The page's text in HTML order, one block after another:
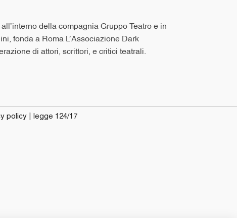
della compagnia Gruppo Teatro e in
fonda a Roma L’Associazione Dark
di attori, scrittori, e critici teatrali.
policy legge 124/17